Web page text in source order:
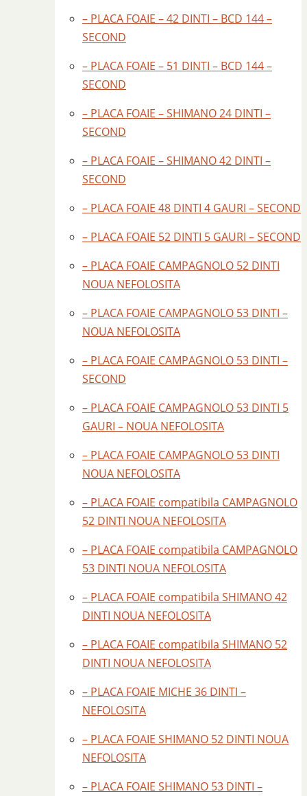
– PLACA FOAIE – 42 DINTI – BCD 144 –
SECOND
– PLACA FOAIE – 51 DINTI – BCD 144 –
SECOND
– PLACA FOAIE – SHIMANO 24 DINTI –
SECOND
– PLACA FOAIE – SHIMANO 42 DINTI –
SECOND
– PLACA FOAIE 48 DINTI 4 GAURI – SECOND
– PLACA FOAIE 52 DINTI 5 GAURI – SECOND
– PLACA FOAIE CAMPAGNOLO 52 DINTI
NOUA NEFOLOSITA
– PLACA FOAIE CAMPAGNOLO 53 DINTI –
NOUA NEFOLOSITA
– PLACA FOAIE CAMPAGNOLO 53 DINTI –
SECOND
– PLACA FOAIE CAMPAGNOLO 53 DINTI 5
GAURI – NOUA NEFOLOSITA
– PLACA FOAIE CAMPAGNOLO 53 DINTI
NOUA NEFOLOSITA
– PLACA FOAIE compatibila CAMPAGNOLO
52 DINTI NOUA NEFOLOSITA
– PLACA FOAIE compatibila CAMPAGNOLO
53 DINTI NOUA NEFOLOSITA
– PLACA FOAIE compatibila SHIMANO 42
DINTI NOUA NEFOLOSITA
– PLACA FOAIE compatibila SHIMANO 52
DINTI NOUA NEFOLOSITA
– PLACA FOAIE MICHE 36 DINTI –
NEFOLOSITA
– PLACA FOAIE SHIMANO 52 DINTI NOUA
NEFOLOSITA
– PLACA FOAIE SHIMANO 53 DINTI –